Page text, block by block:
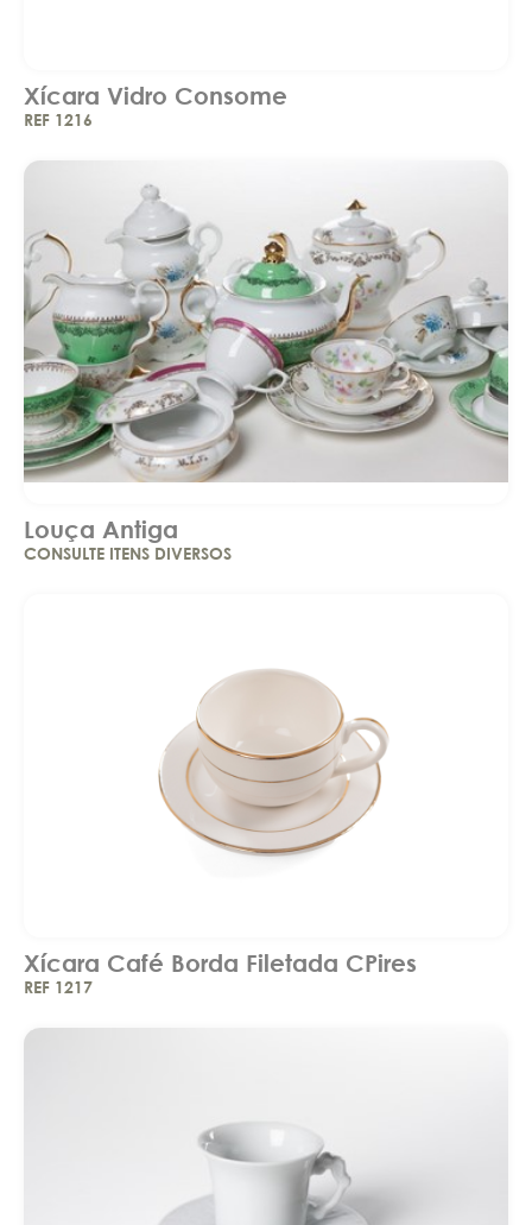
Xícara Vidro Consome
REF 1216
Louça Antiga
CONSULTE ITENS DIVERSOS
Xícara Café Borda Filetada CPires
REF 1217